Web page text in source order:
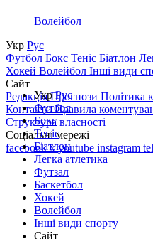
Волейбол
Укр Рус
Футбол Бокс Теніс Біатлон
Хокей Волейбол Інші види
Сайт
РедакціяПрогнози Політика
КонтактиПравила
Структура власності
Соціальні мережі
facebookxyoutube instagram
УкрРус
Футбол
Бокс
Теніс
Біатлон
Легка атлетика
Футзал
Баскетбол
Хокей
Волейбол
Інші види спорту
Сайт